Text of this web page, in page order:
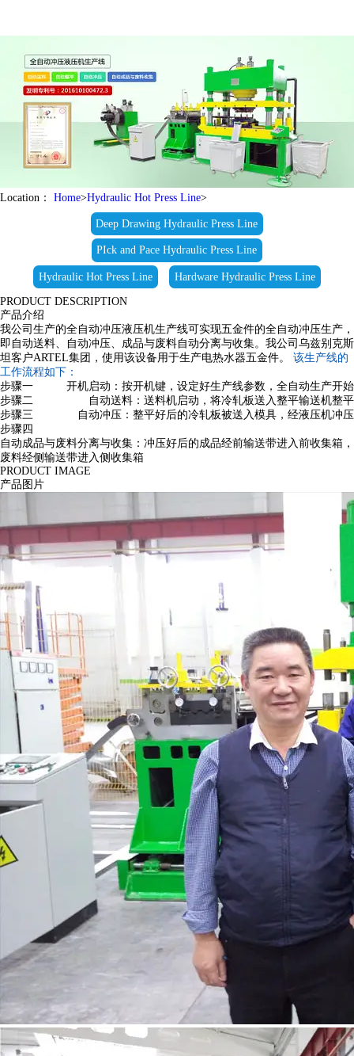
Location： Home>Hydraulic Hot Press Line>
Deep Drawing Hydraulic Press Line
PIck and Pace Hydraulic Press Line
Hydraulic Hot Press Line Hardware Hydraulic Press Line
PRODUCT DESCRIPTION
产品介绍
我公司生产的全自动冲压液压机生产线可实现五金件的全自动冲压生产，
即自动送料、自动冲压、成品与废料自动分离与收集。我公司乌兹别克斯
坦客户ARTEL集团，使用该设备用于生产电热水器五金件。 该生产线的
工作流程如下：
步骤一
开机启动： 按开机键，设定好生产线参数，全自动生产开始
步骤二
自动送料： 送料机启动，将冷轧板送入整平输送机整平
步骤三
自动冲压： 整平好后的冷轧板被送入模具，经液压机冲压
步骤四
自动成品与废料分离与收集： 冲压好后的成品经前输送带进入前收集箱，
废料经侧输送带进入侧收集箱
PRODUCT IMAGE
产品图片